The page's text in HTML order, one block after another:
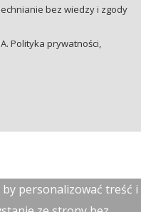
bez wiedzy i zgody
Polityka prywatności,
personalizować treść i